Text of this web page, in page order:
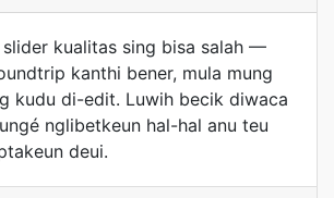
kualitas sing bisa salah —
kanthi bener, mula mung
kudu di-edit. Luwih becik diwaca
nglibetkeun hal-hal anu teu
deui.